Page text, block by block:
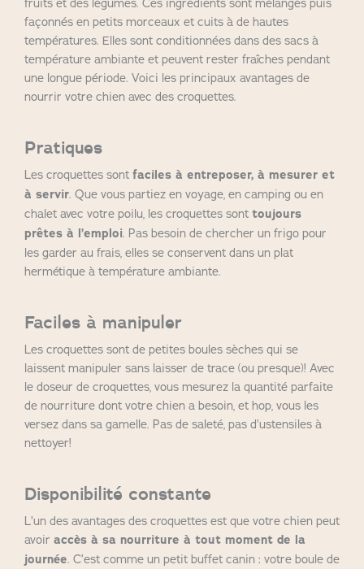
façonnés en petits morceaux et cuits à de hautes
températures. Elles sont conditionnées dans des sacs à
température ambiante et peuvent rester fraîches pendant
une longue période. Voici les principaux avantages de
nourrir votre chien avec des croquettes.
Pratiques
Les croquettes sont faciles à entreposer, à mesurer et
à servir. Que vous partiez en voyage, en camping ou en
chalet avec votre poilu, les croquettes sont toujours
prêtes à l’emploi. Pas besoin de chercher un frigo pour
les garder au frais, elles se conservent dans un plat
hermétique à température ambiante.
Faciles à manipuler
Les croquettes sont de petites boules sèches qui se
laissent manipuler sans laisser de trace (ou presque)! Avec
le doseur de croquettes, vous mesurez la quantité parfaite
de nourriture dont votre chien a besoin, et hop, vous les
versez dans sa gamelle. Pas de saleté, pas d’ustensiles à
nettoyer!
Disponibilité constante
L’un des avantages des croquettes est que votre chien peut
avoir accès à sa nourriture à tout moment de la
journée. C’est comme un petit buffet canin : votre boule de